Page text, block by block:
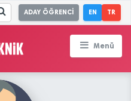
ADAY ÖĞRENCİ EN TR
Menü